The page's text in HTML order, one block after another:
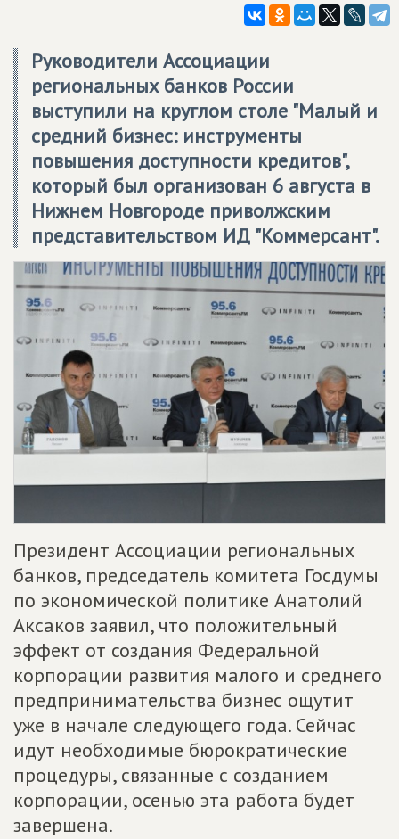
Руководители Ассоциации
региональных банков России
выступили на круглом столе "Малый и
средний бизнес: инструменты
повышения доступности кредитов",
который был организован 6 августа в
Нижнем Новгороде приволжским
представительством ИД "Коммерсант".
Президент Ассоциации региональных
банков, председатель комитета Госдумы
по экономической политике Анатолий
Аксаков заявил, что положительный
эффект от создания Федеральной
корпорации развития малого и среднего
предпринимательства бизнес ощутит
уже в начале следующего года. Сейчас
идут необходимые бюрократические
процедуры, связанные с созданием
корпорации, осенью эта работа будет
завершена.